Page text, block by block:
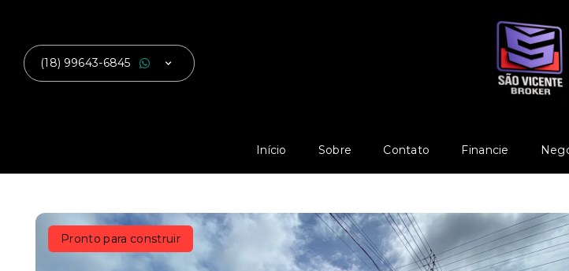
(18) 99643-6845
Início Sobre Contato Financie
Pronto para construir